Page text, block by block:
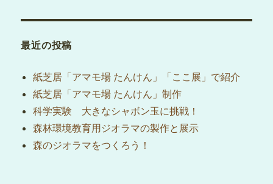
ン
最近の投稿
紙芝居「アマモ場 たんけん」「ここ展」で紹介
紙芝居「アマモ場 たんけん」制作
科学実験 大きなシャボン玉に挑戦！
森林環境教育用ジオラマの製作と展示
森のジオラマをつくろう！